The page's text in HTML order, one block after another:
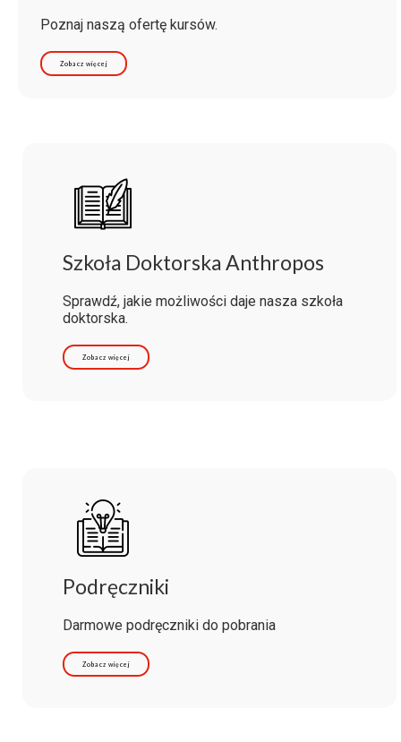
Poznaj naszą ofertę kursów.
Zobacz więcej
Szkoła Doktorska Anthropos
Sprawdź, jakie możliwości daje nasza szkoła
doktorska.
Zobacz więcej
Podręczniki
Darmowe podręczniki do pobrania
Zobacz więcej